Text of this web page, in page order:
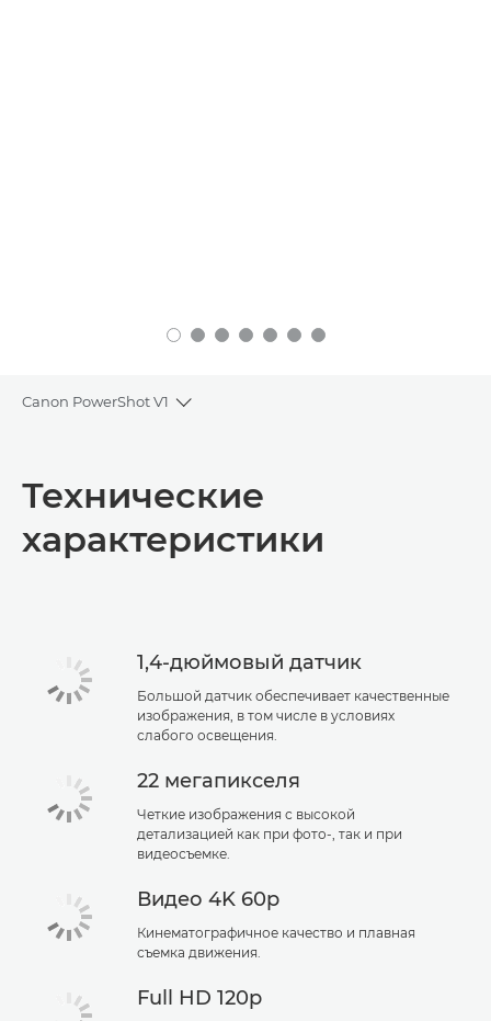
Canon PowerShot V1
Toggle breadcrumbs
Технические характеристики
Технические
характеристики
1,4-дюймовый датчик
Большой датчик обеспечивает качественные
изображения, в том числе в условиях
слабого освещения.
22 мегапикселя
Четкие изображения с высокой
детализацией как при фото-, так и при
видеосъемке.
Видео 4K 60p
Кинематографичное качество и плавная
съемка движения.
Full HD 120p